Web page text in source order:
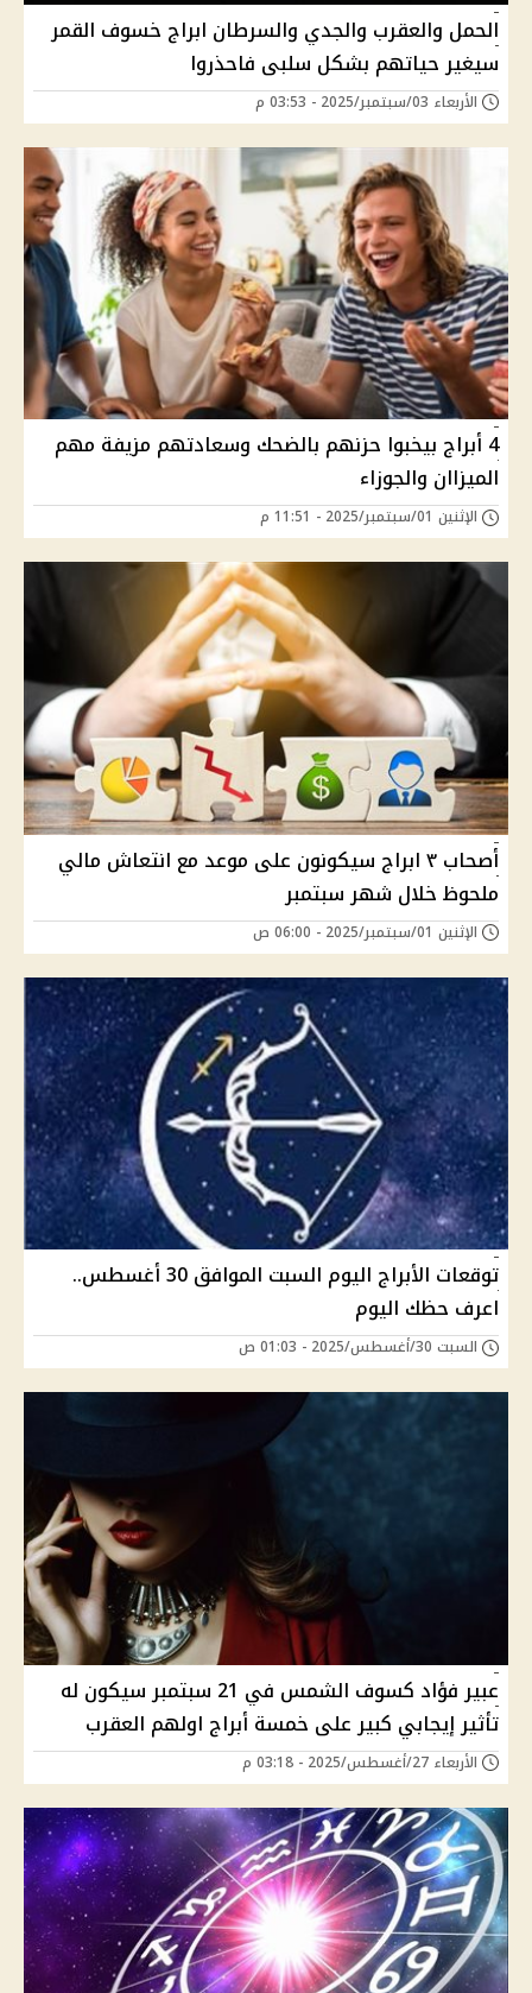
الحمل والعقرب والجدي والسرطان ابراج خسوف القمر
سيغير حياتهم بشكل سلبى فاحذروا
الأربعاء 03/سبتمبر/2025 - 03:53 م
4 أبراج بيخبوا حزنهم بالضحك وسعادتهم مزيفة مهم
الميزاان والجوزاء
الإثنين 01/سبتمبر/2025 - 11:51 م
أصحاب ٣ ابراج سيكونون على موعد مع انتعاش مالي
ملحوظ خلال شهر سبتمبر
الإثنين 01/سبتمبر/2025 - 06:00 ص
توقعات الأبراج اليوم السبت الموافق 30 أغسطس..
اعرف حظك اليوم
السبت 30/أغسطس/2025 - 01:03 ص
عبير فؤاد كسوف الشمس في 21 سبتمبر سيكون له
تأثير إيجابي كبير على خمسة أبراج اولهم العقرب
الأربعاء 27/أغسطس/2025 - 03:18 م